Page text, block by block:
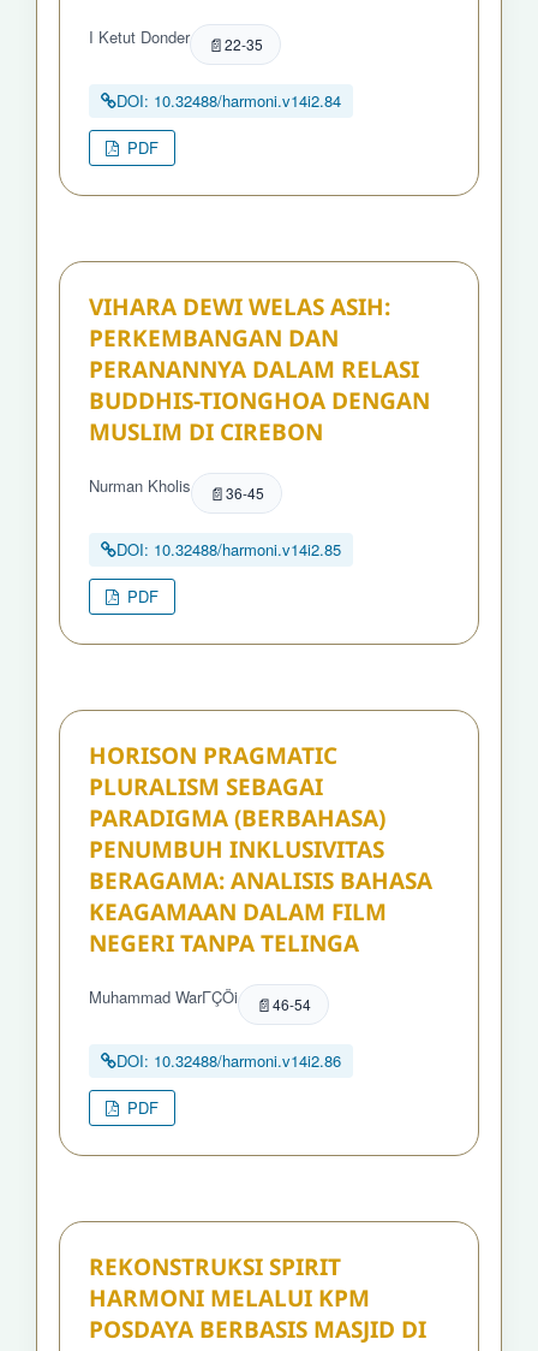
I Ketut Donder 22-35
DOI: 10.32488/harmoni.v14i2.84
PDF
VIHARA DEWI WELAS ASIH:
PERKEMBANGAN DAN
PERANANNYA DALAM RELASI
BUDDHIS-TIONGHOA DENGAN
MUSLIM DI CIREBON
Nurman Kholis 36-45
DOI: 10.32488/harmoni.v14i2.85
PDF
HORISON PRAGMATIC
PLURALISM SEBAGAI
PARADIGMA (BERBAHASA)
PENUMBUH INKLUSIVITAS
BERAGAMA: ANALISIS BAHASA
KEAGAMAAN DALAM FILM
NEGERI TANPA TELINGA
Muhammad WarΓÇÖi 46-54
DOI: 10.32488/harmoni.v14i2.86
PDF
REKONSTRUKSI SPIRIT
HARMONI MELALUI KPM
POSDAYA BERBASIS MASJID DI